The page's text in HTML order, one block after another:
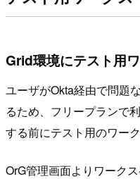
Grid環境にテスト用
ユーザがOkta経由で問題
るため、フリープランで
する前にテスト用のワー
OrG管理画面よりワーク